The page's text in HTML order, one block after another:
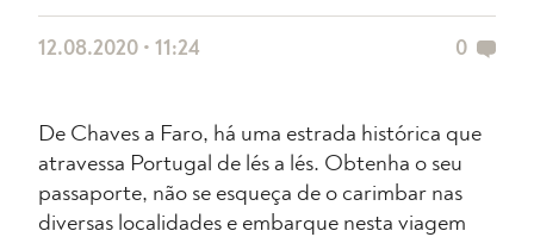
12.08.2020 • 11:24 0
De Chaves a Faro, há uma estrada histórica que
atravessa Portugal de lés a lés. Obtenha o seu
passaporte, não se esqueça de o carimbar nas
diversas localidades e embarque nesta viagem